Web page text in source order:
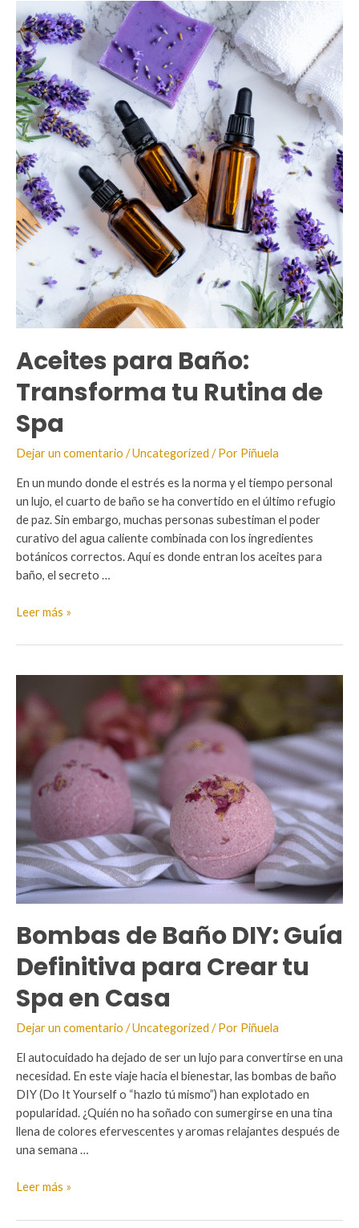
aliado
en
contra
de
la
celulitis
Aceites para Baño:
Transforma tu Rutina de
Spa
Dejar un comentario /Uncategorized / Por Piñuela
En un mundo donde el estrés es la norma y el tiempo personal
un lujo, el cuarto de baño se ha convertido en el último refugio
de paz. Sin embargo, muchas personas subestiman el poder
curativo del agua caliente combinada con los ingredientes
botánicos correctos. Aquí es donde entran los aceites para
baño, el secreto …
Aceites
Baño:
Rutina
de
Spa
Leer más »
Bombas de Baño DIY: Guía
Definitiva para Crear tu
Spa en Casa
Dejar un comentario /Uncategorized / Por Piñuela
El autocuidado ha dejado de ser un lujo para convertirse en una
necesidad. En este viaje hacia el bienestar, las bombas de baño
DIY (Do It Yourself o “hazlo tú mismo”) han explotado en
popularidad. ¿Quién no ha soñado con sumergirse en una tina
llena de colores efervescentes y aromas relajantes después de
una semana …
Bombas
Baño
Leer más »